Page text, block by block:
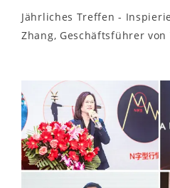
Jährliches Treffen -
Zhang, Geschäftsführer von